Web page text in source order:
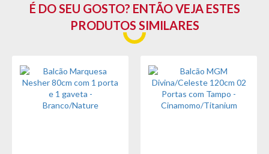
É DO SEU GOSTO? ENTÃO VEJA ESTES
PRODUTOS SIMILARES